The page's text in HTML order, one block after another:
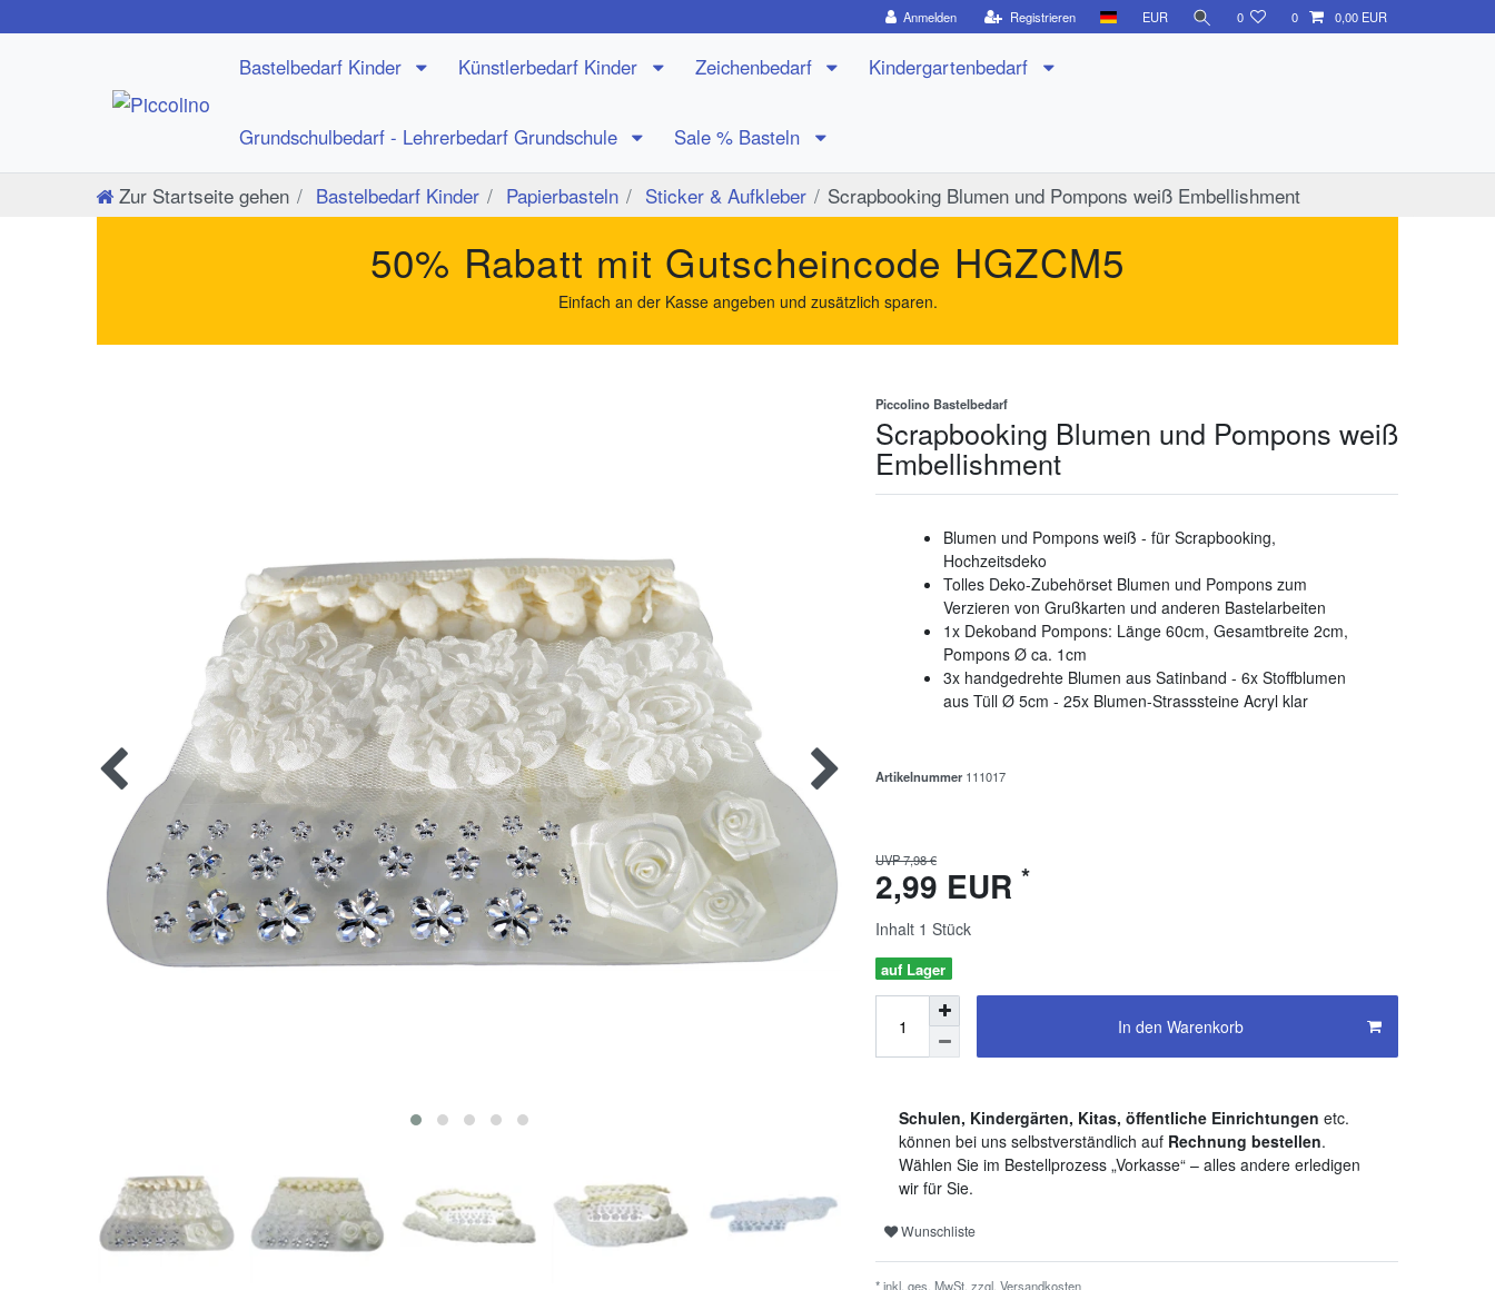
Anmelden Registrieren EUR 0 0 0,00 EUR
Bastelbedarf Kinder Künstlerbedarf Kinder Zeichenbedarf Kindergartenbedarf
Grundschulbedarf - Lehrerbedarf Grundschule Sale % Basteln
Zur Startseite gehen Bastelbedarf Kinder Papierbasteln Sticker & Aufkleber Scrapbooking Blumen und Pompons weiß Embellishment
50% Rabatt mit Gutscheincode HGZCM5
Einfach an der Kasse angeben und zusätzlich sparen.
Piccolino Bastelbedarf
Scrapbooking Blumen und Pompons weiß
Embellishment
Blumen und Pompons weiß - für Scrapbooking,
Hochzeitsdeko
Tolles Deko-Zubehörset Blumen und Pompons zum
Verzieren von Grußkarten und anderen Bastelarbeiten
1x Dekoband Pompons: Länge 60cm, Gesamtbreite 2cm,
Pompons Ø ca. 1cm
3x handgedrehte Blumen aus Satinband - 6x Stoffblumen
aus Tüll Ø 5cm - 25x Blumen-Strasssteine Acryl klar
Artikelnummer 111017
UVP 7,98 €
2,99 EUR *
Inhalt 1 Stück
auf Lager
In den Warenkorb
Schulen, Kindergärten, Kitas, öffentliche Einrichtungen etc.
können bei uns selbstverständlich auf Rechnung bestellen.
Wählen Sie im Bestellprozess „Vorkasse“ – alles andere erledigen
wir für Sie.
Wunschliste
* inkl. ges. MwSt. zzgl. Versandkosten